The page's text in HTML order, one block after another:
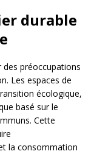
durable
préoccupations
Les espaces de
écologique,
basé sur le
Cette
la consommation